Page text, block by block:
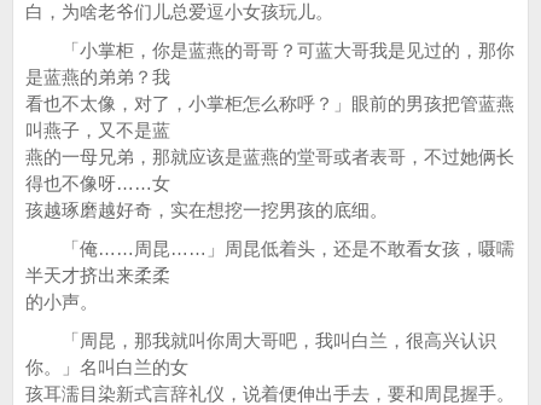
白，为啥老爷们儿总爱逗小女孩玩儿。
「小掌柜，你是蓝燕的哥哥？可蓝大哥我是见过的，那你
是蓝燕的弟弟？我
看也不太像，对了，小掌柜怎么称呼？」眼前的男孩把管蓝燕
叫燕子，又不是蓝
燕的一母兄弟，那就应该是蓝燕的堂哥或者表哥，不过她俩长
得也不像呀……女
孩越琢磨越好奇，实在想挖一挖男孩的底细。
「俺……周昆……」周昆低着头，还是不敢看女孩，嗫嚅
半天才挤出来柔柔
的小声。
「周昆，那我就叫你周大哥吧，我叫白兰，很高兴认识
你。」名叫白兰的女
孩耳濡目染新式言辞礼仪，说着便伸出手去，要和周昆握手。